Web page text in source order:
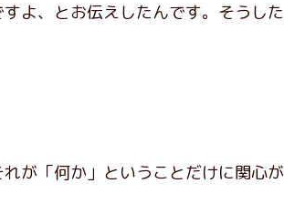
よ、とお伝えしたんです。そうした
が「何か」ということだけに関心が